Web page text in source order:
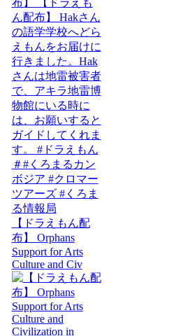
【ドラえもん配
布】 Orphans
Support for Arts
Culture and Civ